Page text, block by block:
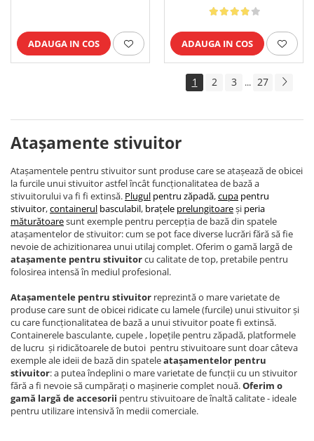
ADAUGA IN COS ADAUGA IN COS
1 2 3 ... 27
Atașamente stivuitor
Atașamentele pentru stivuitor sunt produse care se atașează de obicei
la furcile unui stivuitor astfel încât funcționalitatea de bază a
stivuitorului va fi fi extinsă. Plugul pentru zăpadă,cupa pentru
stivuitor,containerul basculabil, brațele prelungitoareși peria
măturătoaresunt exemple pentru percepția de bază din spatele
atașamentelor de stivuitor: cum se pot face diverse lucrări fără să fie
nevoie de achizitionarea unui utilaj complet. Oferim o gamă largă de
atașamente pentru stivuitorcu calitate de top, pretabile pentru
folosirea intensă în mediul profesional.
Atașamentele pentru stivuitor reprezintă o mare varietate de
produse care sunt de obicei ridicate cu lamele (furcile) unui stivuitor și
cu care funcționalitatea de bază a unui stivuitor poate fi extinsă.
Containerele basculante, cupele , lopețile pentru zăpadă, platformele
de lucru și ridicătoarele de butoi pentru stivuitoare sunt doar câteva
exemple ale ideii de bază din spateleatașamentelor pentru
stivuitor: a putea îndeplini o mare varietate de funcții cu un stivuitor
fără a fi nevoie să cumpărați o mașinerie complet nouă.Oferim o
gamă largă de accesorii pentru stivuitoare de înaltă calitate - ideale
pentru utilizare intensivă în medii comerciale.